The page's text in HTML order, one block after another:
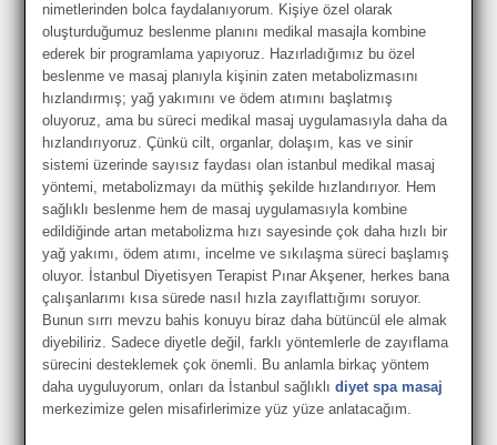
nimetlerinden bolca faydalanıyorum. Kişiye özel olarak
oluşturduğumuz beslenme planını medikal masajla kombine
ederek bir programlama yapıyoruz. Hazırladığımız bu özel
beslenme ve masaj planıyla kişinin zaten metabolizmasını
hızlandırmış; yağ yakımını ve ödem atımını başlatmış
oluyoruz, ama bu süreci medikal masaj uygulamasıyla daha da
hızlandırıyoruz. Çünkü cilt, organlar, dolaşım, kas ve sinir
sistemi üzerinde sayısız faydası olan istanbul medikal masaj
yöntemi, metabolizmayı da müthiş şekilde hızlandırıyor. Hem
sağlıklı beslenme hem de masaj uygulamasıyla kombine
edildiğinde artan metabolizma hızı sayesinde çok daha hızlı bir
yağ yakımı, ödem atımı, incelme ve sıkılaşma süreci başlamış
oluyor. İstanbul Diyetisyen Terapist Pınar Akşener, herkes bana
çalışanlarımı kısa sürede nasıl hızla zayıflattığımı soruyor.
Bunun sırrı mevzu bahis konuyu biraz daha bütüncül ele almak
diyebiliriz. Sadece diyetle değil, farklı yöntemlerle de zayıflama
sürecini desteklemek çok önemli. Bu anlamla birkaç yöntem
daha uyguluyorum, onları da İstanbul sağlıklıdiyet spa masaj
merkezimize gelen misafirlerimize yüz yüze anlatacağım.